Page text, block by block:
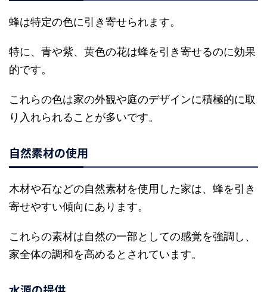
蜂は特定の色に引き寄せられます。
特に、青や紫、黄色の花は蜂を引き寄せるのに効果
的です。
これらの色は家の外観や庭のデザインに積極的に取
り入れられることが多いです。
自然素材の使用
木材や石などの自然素材を使用した家は、蜂を引き
寄せやすい傾向にあります。
これらの素材は自然の一部としての感覚を強調し、
家全体の調和を高めるとされています。